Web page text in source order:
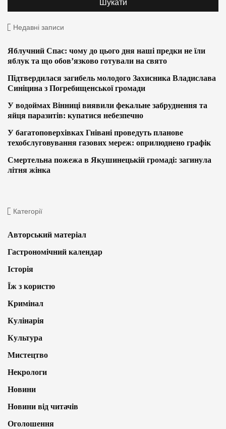
Недавні записи
Яблучний Спас: чому до цього дня наші предки не їли
яблук та що обов’язково готували на свято
Підтвердилася загибель молодого Захисника Владислава
Синіцина з Погребищенської громади
У водоймах Вінниці виявили фекальне забруднення та
яйця паразитів: купатися небезпечно
У багатоповерхівках Гнівані проведуть планове
техобслуговування газових мереж: оприлюднено графік
Смертельна пожежа в Якушинецькій громаді: загинула
літня жінка
Категорії
Авторський матеріал
Гастрономічний календар
Історія
Їж з користю
Кримінал
Кулінарія
Культура
Мистецтво
Некрологи
Новини
Новини від читачів
Оголошення